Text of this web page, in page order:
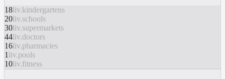
18liv.kindergartens
20liv.schools
30liv.supermarkets
44liv.doctors
16liv.pharmacies
1 liv.pools
10liv.fitness